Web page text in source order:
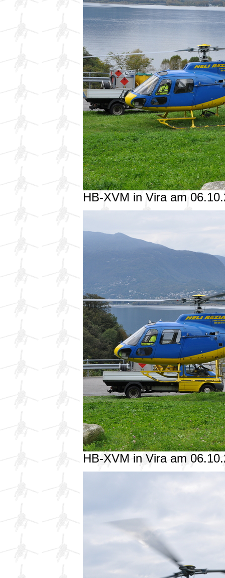
HB-XVM in Vira am
HB-XVM in Vira am